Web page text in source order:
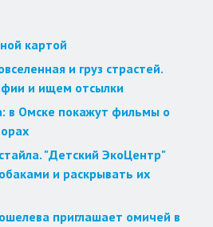
картой
и груз страстей.
и ищем отсылки
в Омске покажут фильмы о
"Детский ЭкоЦентр"
и раскрывать их
приглашает омичей в